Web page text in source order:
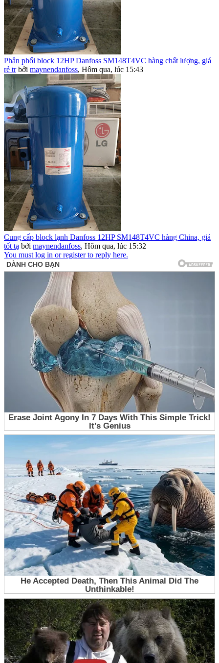
Phân phối block 12HP Danfoss SM148T4VC hàng chất lượng, giá
rẻ tr bởi maynendanfoss, Hôm qua, lúc 15:43
Cung cấp block lạnh Danfoss 12HP SM148T4VC hàng China, giá
tốt tạ bởi maynendanfoss, Hôm qua, lúc 15:32
You must log in or register to reply here.